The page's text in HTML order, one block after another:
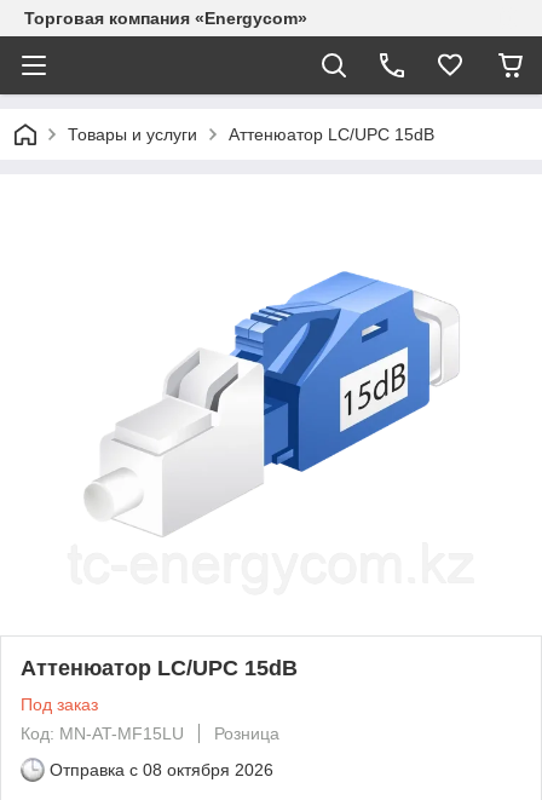
Торговая компания «Energycom»
Товары и услуги Аттенюатор LC/UPC 15dB
Аттенюатор LC/UPC 15dB
Под заказ
Код: MN-AT-MF15LU
Розница
Отправка с 08 октября 2026